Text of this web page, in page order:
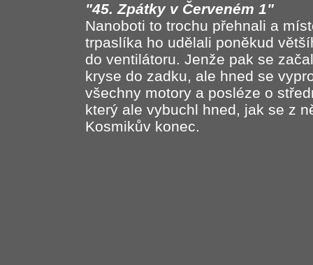
"45. Zpátky v Červeném 1"
Nanoboti to trochu přehnali a
trpaslíka ho udělali poněkud
do ventilátoru. Jenže pak se
kryse do zadku, ale hned se
všechny motory a posléze o
který ale vybuchl hned, jak se z
Kosmikův konec.